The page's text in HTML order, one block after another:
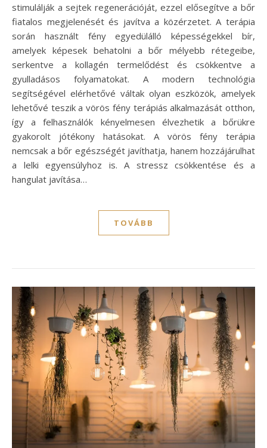
stimulálják a sejtek regenerációját, ezzel elősegítve a bőr
fiatalos megjelenését és javítva a közérzetet. A terápia
során használt fény egyedülálló képességekkel bír,
amelyek képesek behatolni a bőr mélyebb rétegeibe,
serkentve a kollagén termelődést és csökkentve a
gyulladásos folyamatokat. A modern technológia
segítségével elérhetővé váltak olyan eszközök, amelyek
lehetővé teszik a vörös fény terápiás alkalmazását otthon,
így a felhasználók kényelmesen élvezhetik a bőrükre
gyakorolt jótékony hatásokat. A vörös fény terápia
nemcsak a bőr egészségét javíthatja, hanem hozzájárulhat
a lelki egyensúlyhoz is. A stressz csökkentése és a
hangulat javítása…
TOVÁBB